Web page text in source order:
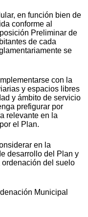
en función bien de
conforme al
Preliminar de
de cada
se
con la
y espacios libres
y ámbito de servicio
prefigurar por
relevante en la
el Plan.
en la
desarrollo del Plan y
del suelo
Municipal